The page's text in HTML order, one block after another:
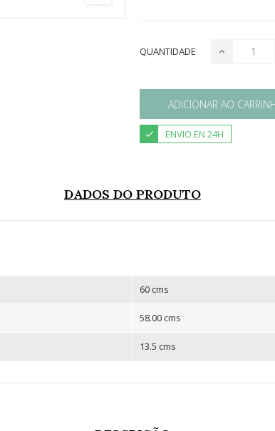
QUANTIDADE
ADICIONAR AO
ENVIO EN 24H
DADOS DO PRODUTO
60 cms
58.00 cms
13.5 cms